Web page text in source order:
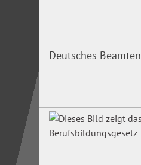
Deutsches